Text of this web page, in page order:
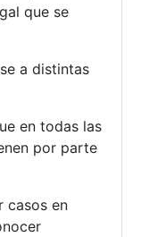
que se
a distintas
en todas las
por parte
casos en